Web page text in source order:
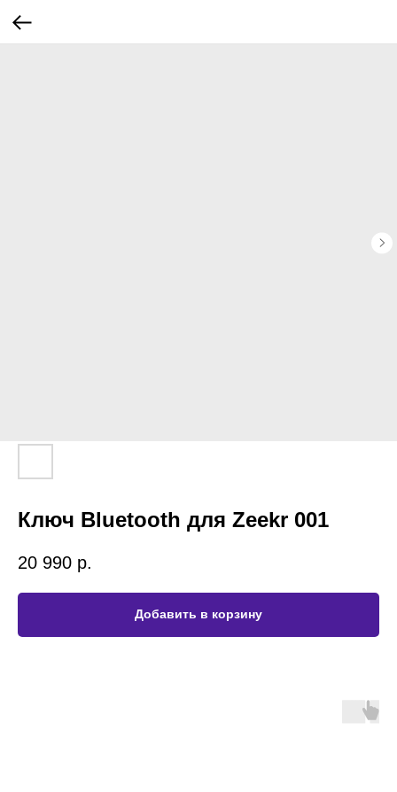
Ключ Bluetooth для Zeekr 001
20 990 р.
Добавить в корзину